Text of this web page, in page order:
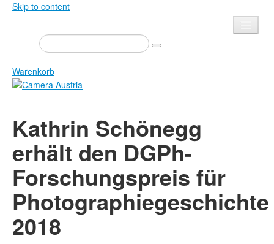
Skip to content
Presse
Veranstaltungen
Newsletter
Über uns
Ausschreibungen
Shop
Datenschutz
Warenkorb
Zeitschrift
Ausstellungen
Bücher
Edition
Bibliothek
Camera Austria Preis
Kathrin Schönegg
erhält den DGPh-
Forschungspreis für
Photographiegeschichte
2018